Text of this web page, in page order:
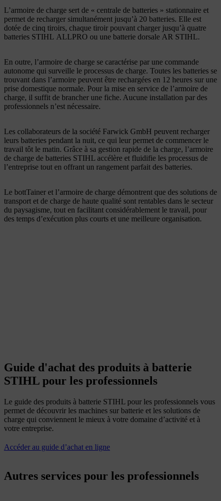
L’armoire de charge sert de « centrale de batteries » stationnaire et
permet de recharger simultanément jusqu’à 20 batteries. Elle est
dotée de cinq tiroirs, chaque tiroir pouvant charger jusqu’à quatre
batteries STIHL ALLPRO ou une batterie dorsale AR STIHL.
En outre, l’armoire de charge se caractérise par une commande
autonome qui surveille le processus de charge. Toutes les batteries se
trouvant dans l’armoire peuvent être rechargées en 12 heures sur une
prise domestique normale. Pour la mise en service de l’armoire de
charge, il suffit de brancher une fiche. Aucune installation par des
professionnels n’est nécessaire.
Les collaborateurs de la société Farwick GmbH peuvent recharger
leurs batteries pendant la nuit, ce qui leur permet de commencer le
travail tôt le matin. Grâce à sa gestion rapide de la charge, l’armoire
de charge de batteries STIHL accélère et fluidifie les processus de
l’entreprise tout en offrant un rangement parfait des batteries.
Le bottTainer et l’armoire de charge démontrent que des solutions de
transport et de charge de haute qualité sont rentables dans le secteur
du paysagisme, tout en facilitant considérablement le travail, pour
des temps d’exécution plus courts et une meilleure organisation.
Guide d'achat des produits à batterie
STIHL pour les professionnels
Le guide des produits à batterie STIHL pour les professionnels vous
permet de découvrir les machines sur batterie et les solutions de
charge qui conviennent le mieux à votre domaine d’activité et à
votre entreprise.
Accéder au guide d’achat en ligne
Autres services pour les professionnels